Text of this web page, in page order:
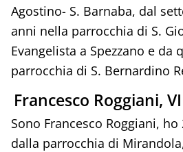
Agostino- S. Barnaba, dal
anni nella parrocchia di S.
Evangelista a Spezzano e da
parrocchia di S. Bernardino
Francesco Roggiani,
Sono Francesco Roggiani,
dalla parrocchia di